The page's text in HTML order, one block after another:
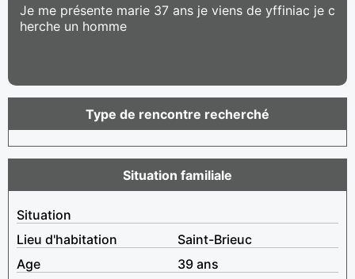
Je me présente marie 37 ans je viens de yffiniac je c
herche un homme
Type de rencontre recherché
Situation familiale
Situation
Lieu d'habitation
Saint-Brieuc
Age
39 ans